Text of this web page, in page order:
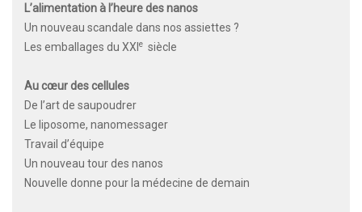
L’alimentation à l’heure des nanos
Un nouveau scandale dans nos assiettes ?
Les emballages du XXI e siècle
Au cœur des cellules
De l’art de saupoudrer
Le liposome, nanomessager
Travail d’équipe
Un nouveau tour des nanos
Nouvelle donne pour la médecine de demain